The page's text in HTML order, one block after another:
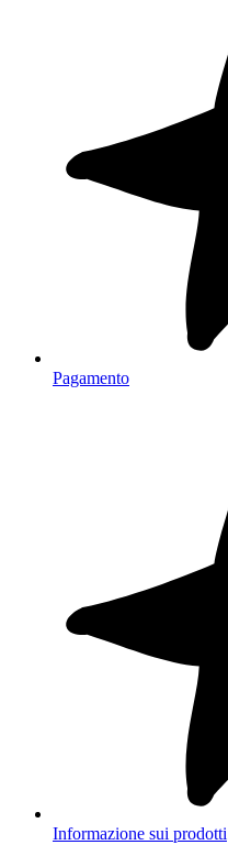
Pagamento
Informazione sui prodotti